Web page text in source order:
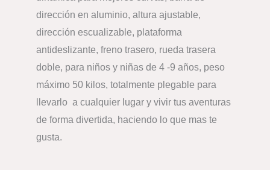
dirección en aluminio, altura ajustable,
dirección escualizable, plataforma
antideslizante, freno trasero, rueda trasera
doble, para niños y niñas de 4 -9 años, peso
máximo 50 kilos, totalmente plegable para
llevarlo a cualquier lugar y vivir tus aventuras
de forma divertida, haciendo lo que mas te
gusta.